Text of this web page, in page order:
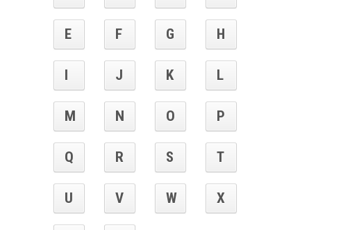
E F G H
I J K L
M N O P
Q R S T
U V W X